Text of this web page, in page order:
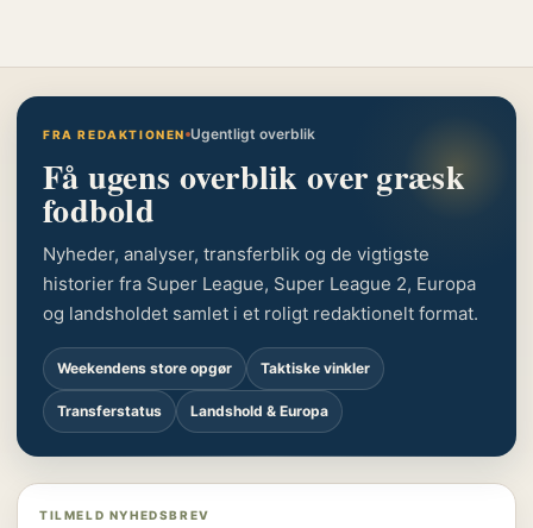
FRA REDAKTIONEN Ugentligt overblik
Få ugens overblik over græsk
fodbold
Nyheder, analyser, transferblik og de vigtigste
historier fra Super League, Super League 2, Europa
og landsholdet samlet i et roligt redaktionelt format.
Weekendens store opgør Taktiske vinkler
Transferstatus Landshold & Europa
TILMELD NYHEDSBREV